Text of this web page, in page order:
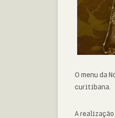
O menu da
curitibana.
A